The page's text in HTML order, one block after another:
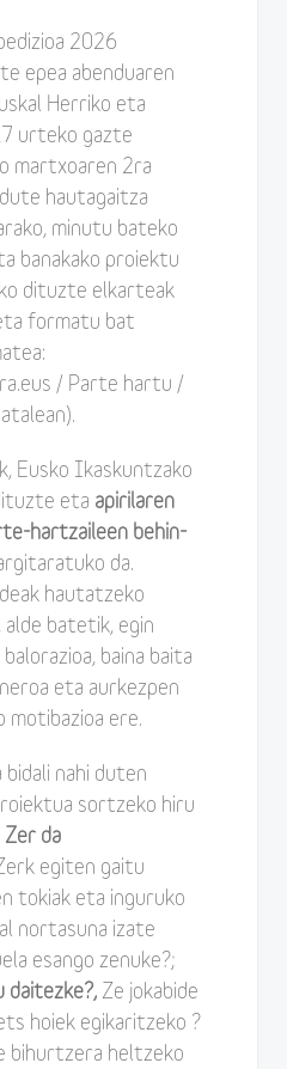
2026
epea abenduaren
Herriko eta
urteko gazte
martxoaren 2ra
hautagaitza
minutu bateko
banakako proiektu
dituzte elkarteak
formatu bat
/ Parte hartu /
Eusko Ikaskuntzako
eta apirilaren
hartzaileen behin-
da.
hautatzeko
alde batetik, egin
baina baita
eta aurkezpen
motibazioa ere.
nahi duten
sortzeko hiru
Zer da
egiten gaitu
tokiak eta inguruko
nortasuna izate
esango zenuke?;
daitezke?, Ze jokabide
hoiek egikaritzeko ?
bihurtzera heltzeko